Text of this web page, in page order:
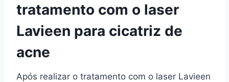
tratamento com o laser
Lavieen para cicatriz de
acne
Após realizar o tratamento com o laser Lavieen